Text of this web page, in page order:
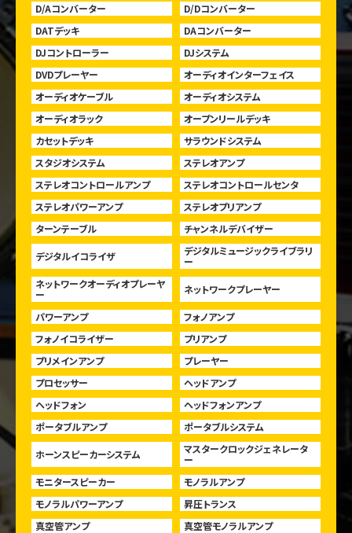
D/Aコンバーター
D/Dコンバーター
DATデッキ
DAコンバーター
DJコントローラー
DJシステム
DVDプレーヤー
オーディオインターフェイス
オーディオケーブル
オーディオシステム
オーディオラック
オープンリールデッキ
カセットデッキ
サラウンドシステム
スタジオシステム
ステレオアンプ
ステレオコントロールアンプ
ステレオコントロールセンタ
ステレオパワーアンプ
ステレオプリアンプ
ターンテーブル
チャンネルデバイザー
デジタルイコライザ
デジタルミュージックライブラリ
ー
ネットワークオーディオプレーヤ
ー
ネットワークプレーヤー
パワーアンプ
フォノアンプ
フォノイコライザー
プリアンプ
プリメインアンプ
プレーヤー
プロセッサー
ヘッドアンプ
ヘッドフォン
ヘッドフォンアンプ
ポータブルアンプ
ポータブルシステム
ホーンスピーカーシステム
マスタークロックジェネレータ
ー
モニタースピーカー
モノラルアンプ
モノラルパワーアンプ
昇圧トランス
真空管アンプ
真空管モノラルアンプ